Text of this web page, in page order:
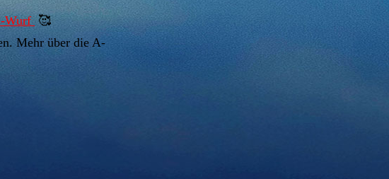
Wurf 🥰
Mehr über die A-